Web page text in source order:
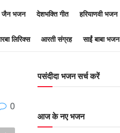
जैन भजन देशभक्ति गीत हरियाणवी भजन
लिरिक्स आरती संग्रह साईं बाबा भजन
0
पसंदीदा भजन सर्च करें
आज के नए भजन